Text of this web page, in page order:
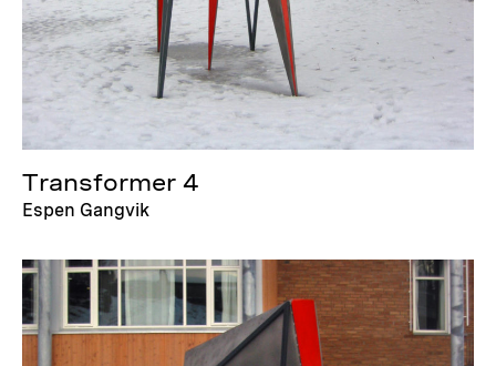
Transformer 4
Espen Gangvik